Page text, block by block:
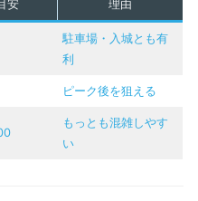
安 理由
駐車場・入城とも有
利
ピーク後を狙える
もっとも混雑しやす
い